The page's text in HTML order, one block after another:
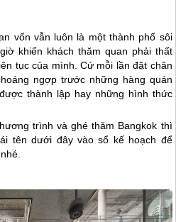
vốn vẫn luôn là một thành phố sôi
khiến khách thăm quan phải thất
tục của mình. Cứ mỗi lần đặt chân
ngợp trước những hàng quán
thành lập hay những hình thức
trình và ghé thăm Bangkok thì
tên dưới đây vào sổ kế hoạch để